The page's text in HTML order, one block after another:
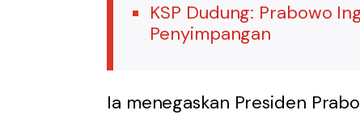
KSP Dudung: Prabowo
Penyimpangan
Ia menegaskan Presiden